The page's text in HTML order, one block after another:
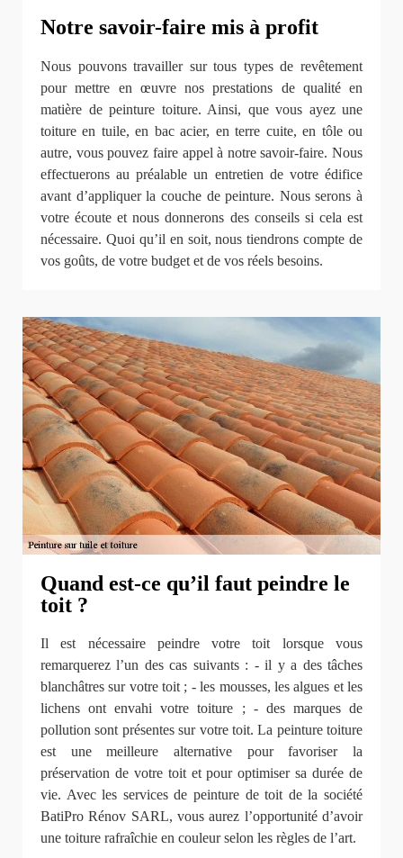
Notre savoir-faire mis à profit
Nous pouvons travailler sur tous types de revêtement
pour mettre en œuvre nos prestations de qualité en
matière de peinture toiture. Ainsi, que vous ayez une
toiture en tuile, en bac acier, en terre cuite, en tôle ou
autre, vous pouvez faire appel à notre savoir-faire. Nous
effectuerons au préalable un entretien de votre édifice
avant d’appliquer la couche de peinture. Nous serons à
votre écoute et nous donnerons des conseils si cela est
nécessaire. Quoi qu’il en soit, nous tiendrons compte de
vos goûts, de votre budget et de vos réels besoins.
Quand est-ce qu’il faut peindre le
toit ?
Il est nécessaire peindre votre toit lorsque vous
remarquerez l’un des cas suivants : - il y a des tâches
blanchâtres sur votre toit ; - les mousses, les algues et les
lichens ont envahi votre toiture ; - des marques de
pollution sont présentes sur votre toit. La peinture toiture
est une meilleure alternative pour favoriser la
préservation de votre toit et pour optimiser sa durée de
vie. Avec les services de peinture de toit de la société
BatiPro Rénov SARL, vous aurez l’opportunité d’avoir
une toiture rafraîchie en couleur selon les règles de l’art.